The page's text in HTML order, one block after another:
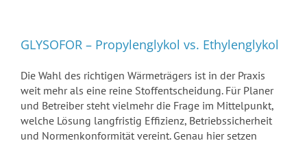
GLYSOFOR – Propylenglykol vs. Ethylenglykol
Die Wahl des richtigen Wärmeträgers ist in der Praxis
weit mehr als eine reine Stoffentscheidung. Für Planer
und Betreiber steht vielmehr die Frage im Mittelpunkt,
welche Lösung langfristig Effizienz, Betriebssicherheit
und Normenkonformität vereint. Genau hier setzen